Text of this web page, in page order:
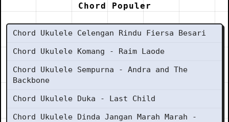
Chord Populer
Chord Ukulele Celengan Rindu Fiersa Besari
Chord Ukulele Komang - Raim Laode
Chord Ukulele Sempurna - Andra and The
Backbone
Chord Ukulele Duka - Last Child
Chord Ukulele Dinda Jangan Marah Marah -